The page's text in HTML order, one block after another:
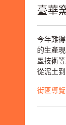
臺華
今年難
的生產
墨技術
從泥土
街區導